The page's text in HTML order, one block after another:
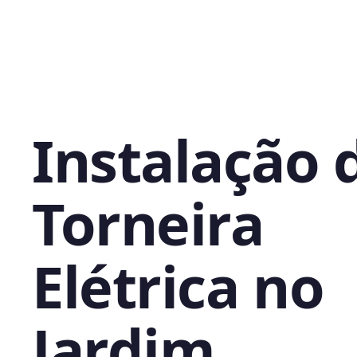
Instalação
Torneira
Elétrica no